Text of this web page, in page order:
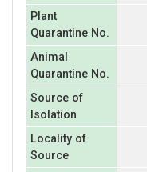
Plant
Quarantine No.
Animal
Quarantine No.
Source of
Isolation
Locality of
Source